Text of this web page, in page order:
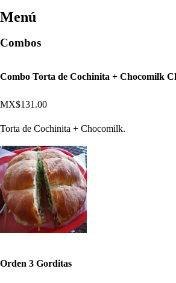
Menú
Combos
Combo Torta de Cochinita + Chocomilk
MX$131.00
Torta de Cochinita + Chocomilk.
Orden 3 Gorditas